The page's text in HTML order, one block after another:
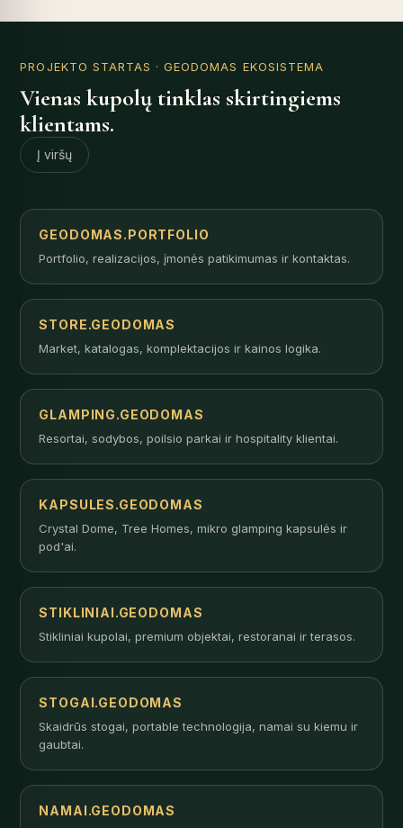
PROJEKTO STARTAS · GEODOMAS EKOSISTEMA
Vienas kupolų tinklas skirtingiems
klientams.
Į viršų
GEODOMAS.PORTFOLIO
Portfolio, realizacijos, įmonės patikimumas ir kontaktas.
STORE.GEODOMAS
Market, katalogas, komplektacijos ir kainos logika.
GLAMPING.GEODOMAS
Resortai, sodybos, poilsio parkai ir hospitality klientai.
KAPSULES.GEODOMAS
Crystal Dome, Tree Homes, mikro glamping kapsulės ir
pod'ai.
STIKLINIAI.GEODOMAS
Stikliniai kupolai, premium objektai, restoranai ir terasos.
STOGAI.GEODOMAS
Skaidrūs stogai, portable technologija, namai su kiemu ir
gaubtai.
NAMAI.GEODOMAS